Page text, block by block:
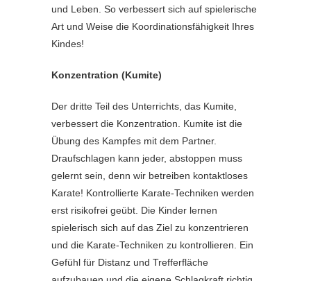
und Leben. So verbessert sich auf spielerische
Art und Weise die Koordinationsfähigkeit Ihres
Kindes!
Konzentration (Kumite)
Der dritte Teil des Unterrichts, das Kumite,
verbessert die Konzentration. Kumite ist die
Übung des Kampfes mit dem Partner.
Draufschlagen kann jeder, abstoppen muss
gelernt sein, denn wir betreiben kontaktloses
Karate! Kontrollierte Karate-Techniken werden
erst risikofrei geübt. Die Kinder lernen
spielerisch sich auf das Ziel zu konzentrieren
und die Karate-Techniken zu kontrollieren. Ein
Gefühl für Distanz und Trefferfläche